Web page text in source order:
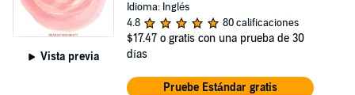
Vista previa
Idioma: Inglés
4.8
80 calificaciones
$17.47 o gratis con una prueba de 30
días
Pruebe Estándar gratis